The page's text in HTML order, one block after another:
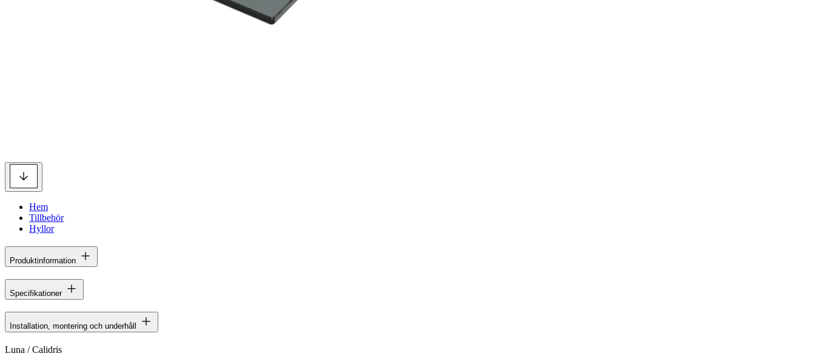
Hem
Tillbehör
Hyllor
Produktinformation
Specifikationer
Installation, montering och underhåll
Luna / Calidris